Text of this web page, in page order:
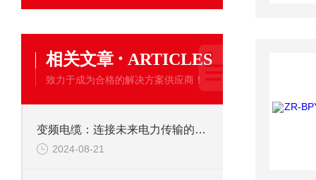
相关文章 · ARTICLES
致力于成为合格的解决方案供应商！
变频电缆：连接未来电力传输的关键技术
2024-08-21